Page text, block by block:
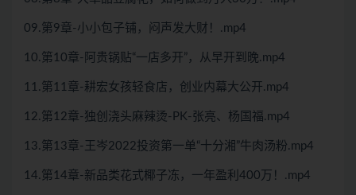
09.第9章-小小包子铺，闷声发大财！.mp4
10.第10章-阿贵锅贴“一店多开”，从早开到晚.mp4
11.第11章-耕宏女孩轻食店，创业内幕大公开.mp4
12.第12章-独创浇头麻辣烫-PK-张亮、杨国福.mp4
13.第13章-王岑2022投资第一单“十分湘”牛肉汤粉.mp4
14.第14章-新品类花式椰子冻，一年盈利400万！.mp4